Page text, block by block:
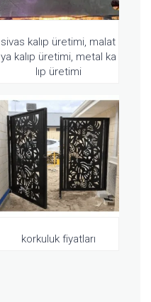
sivas kalıp üretimi, malat
ya kalıp üretimi, metal ka
lıp üretimi
korkuluk fiyatları